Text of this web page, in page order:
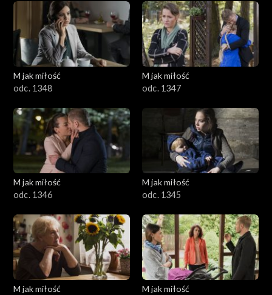
M jak miłość
odc. 1348
M jak miłość
odc. 1347
M jak miłość
odc. 1346
M jak miłość
odc. 1345
M jak miłość
M jak miłość